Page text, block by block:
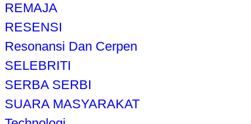
REMAJA
RESENSI
Resonansi Dan Cerpen
SELEBRITI
SERBA SERBI
SUARA MASYARAKAT